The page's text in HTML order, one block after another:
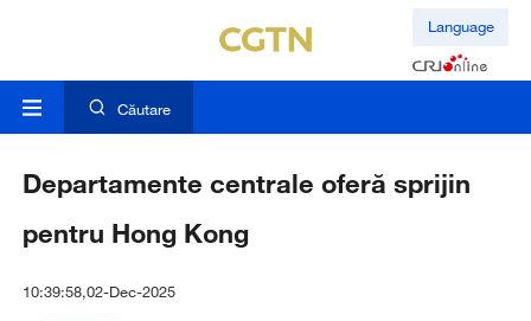
Language
Căutare
Departamente centrale oferă sprijin
pentru Hong Kong
10:39:58,02-Dec-2025